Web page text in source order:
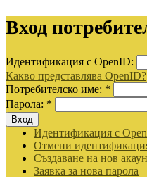
Вход
Идентификация с OpenID:
Какво представлява OpenID?
Потребителско име: *
Парола: *
Идентификация с
Отмени
Създаване на нов
Заявка за нова парола